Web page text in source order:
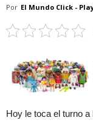
Por El Mundo Click -
Hoy le toca el turno